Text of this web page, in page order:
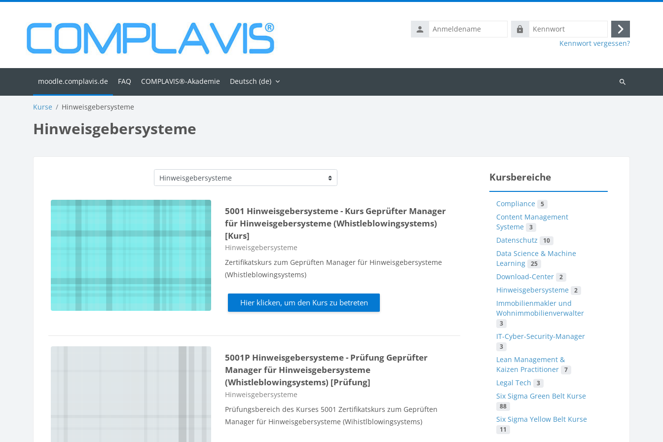
Anmeldename
Kennwort
Login
Kennwort vergessen?
FAQ COMPLAVIS®-Akademie Deutsch ‎(de)‎
Kurse
Kurse Hinweisgebersysteme
Hinweisgebersysteme
Kursbereiche
5001 Hinweisgebersysteme - Kurs Geprüfter Manager
für Hinweisgebersysteme (Whistleblowingsystems)
[Kurs]
Kursbereich
Hinweisgebersysteme
Zertifikatskurs zum Geprüften Manager für Hinweisgebersysteme
(Whistleblowingsystems)
Hier klicken, um den Kurs zu betreten
5001P Hinweisgebersysteme - Prüfung Geprüfter
Manager für Hinweisgebersysteme
(Whistleblowingsystems) [Prüfung]
Kursbereich
Hinweisgebersysteme
Prüfungsbereich des Kurses 5001Zertifikatskurs zum Geprüften
Manager für Hinweisgebersysteme (Wihistlblowingsystems)
Kursbereiche
Compliance 5
Content Management
Systeme
3
Datenschutz 10
Data Science & Machine
Learning
25
Download-Center 2
Hinweisgebersysteme 2
Immobilienmakler und
Wohnimmobilienverwalter
3
IT-Cyber-Security-Manager
3
Lean Management &
Kaizen Practitioner
7
Legal Tech 3
Six Sigma Green Belt Kurse
88
Six Sigma Yellow Belt Kurse
11